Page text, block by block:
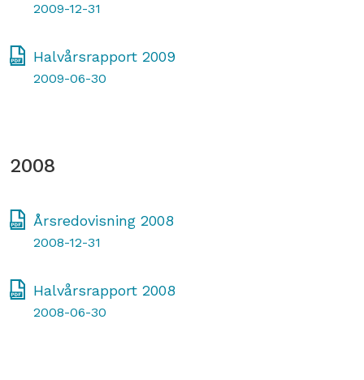
2009-12-31
Halvårsrapport 2009
2009-06-30
2008
Årsredovisning 2008
2008-12-31
Halvårsrapport 2008
2008-06-30